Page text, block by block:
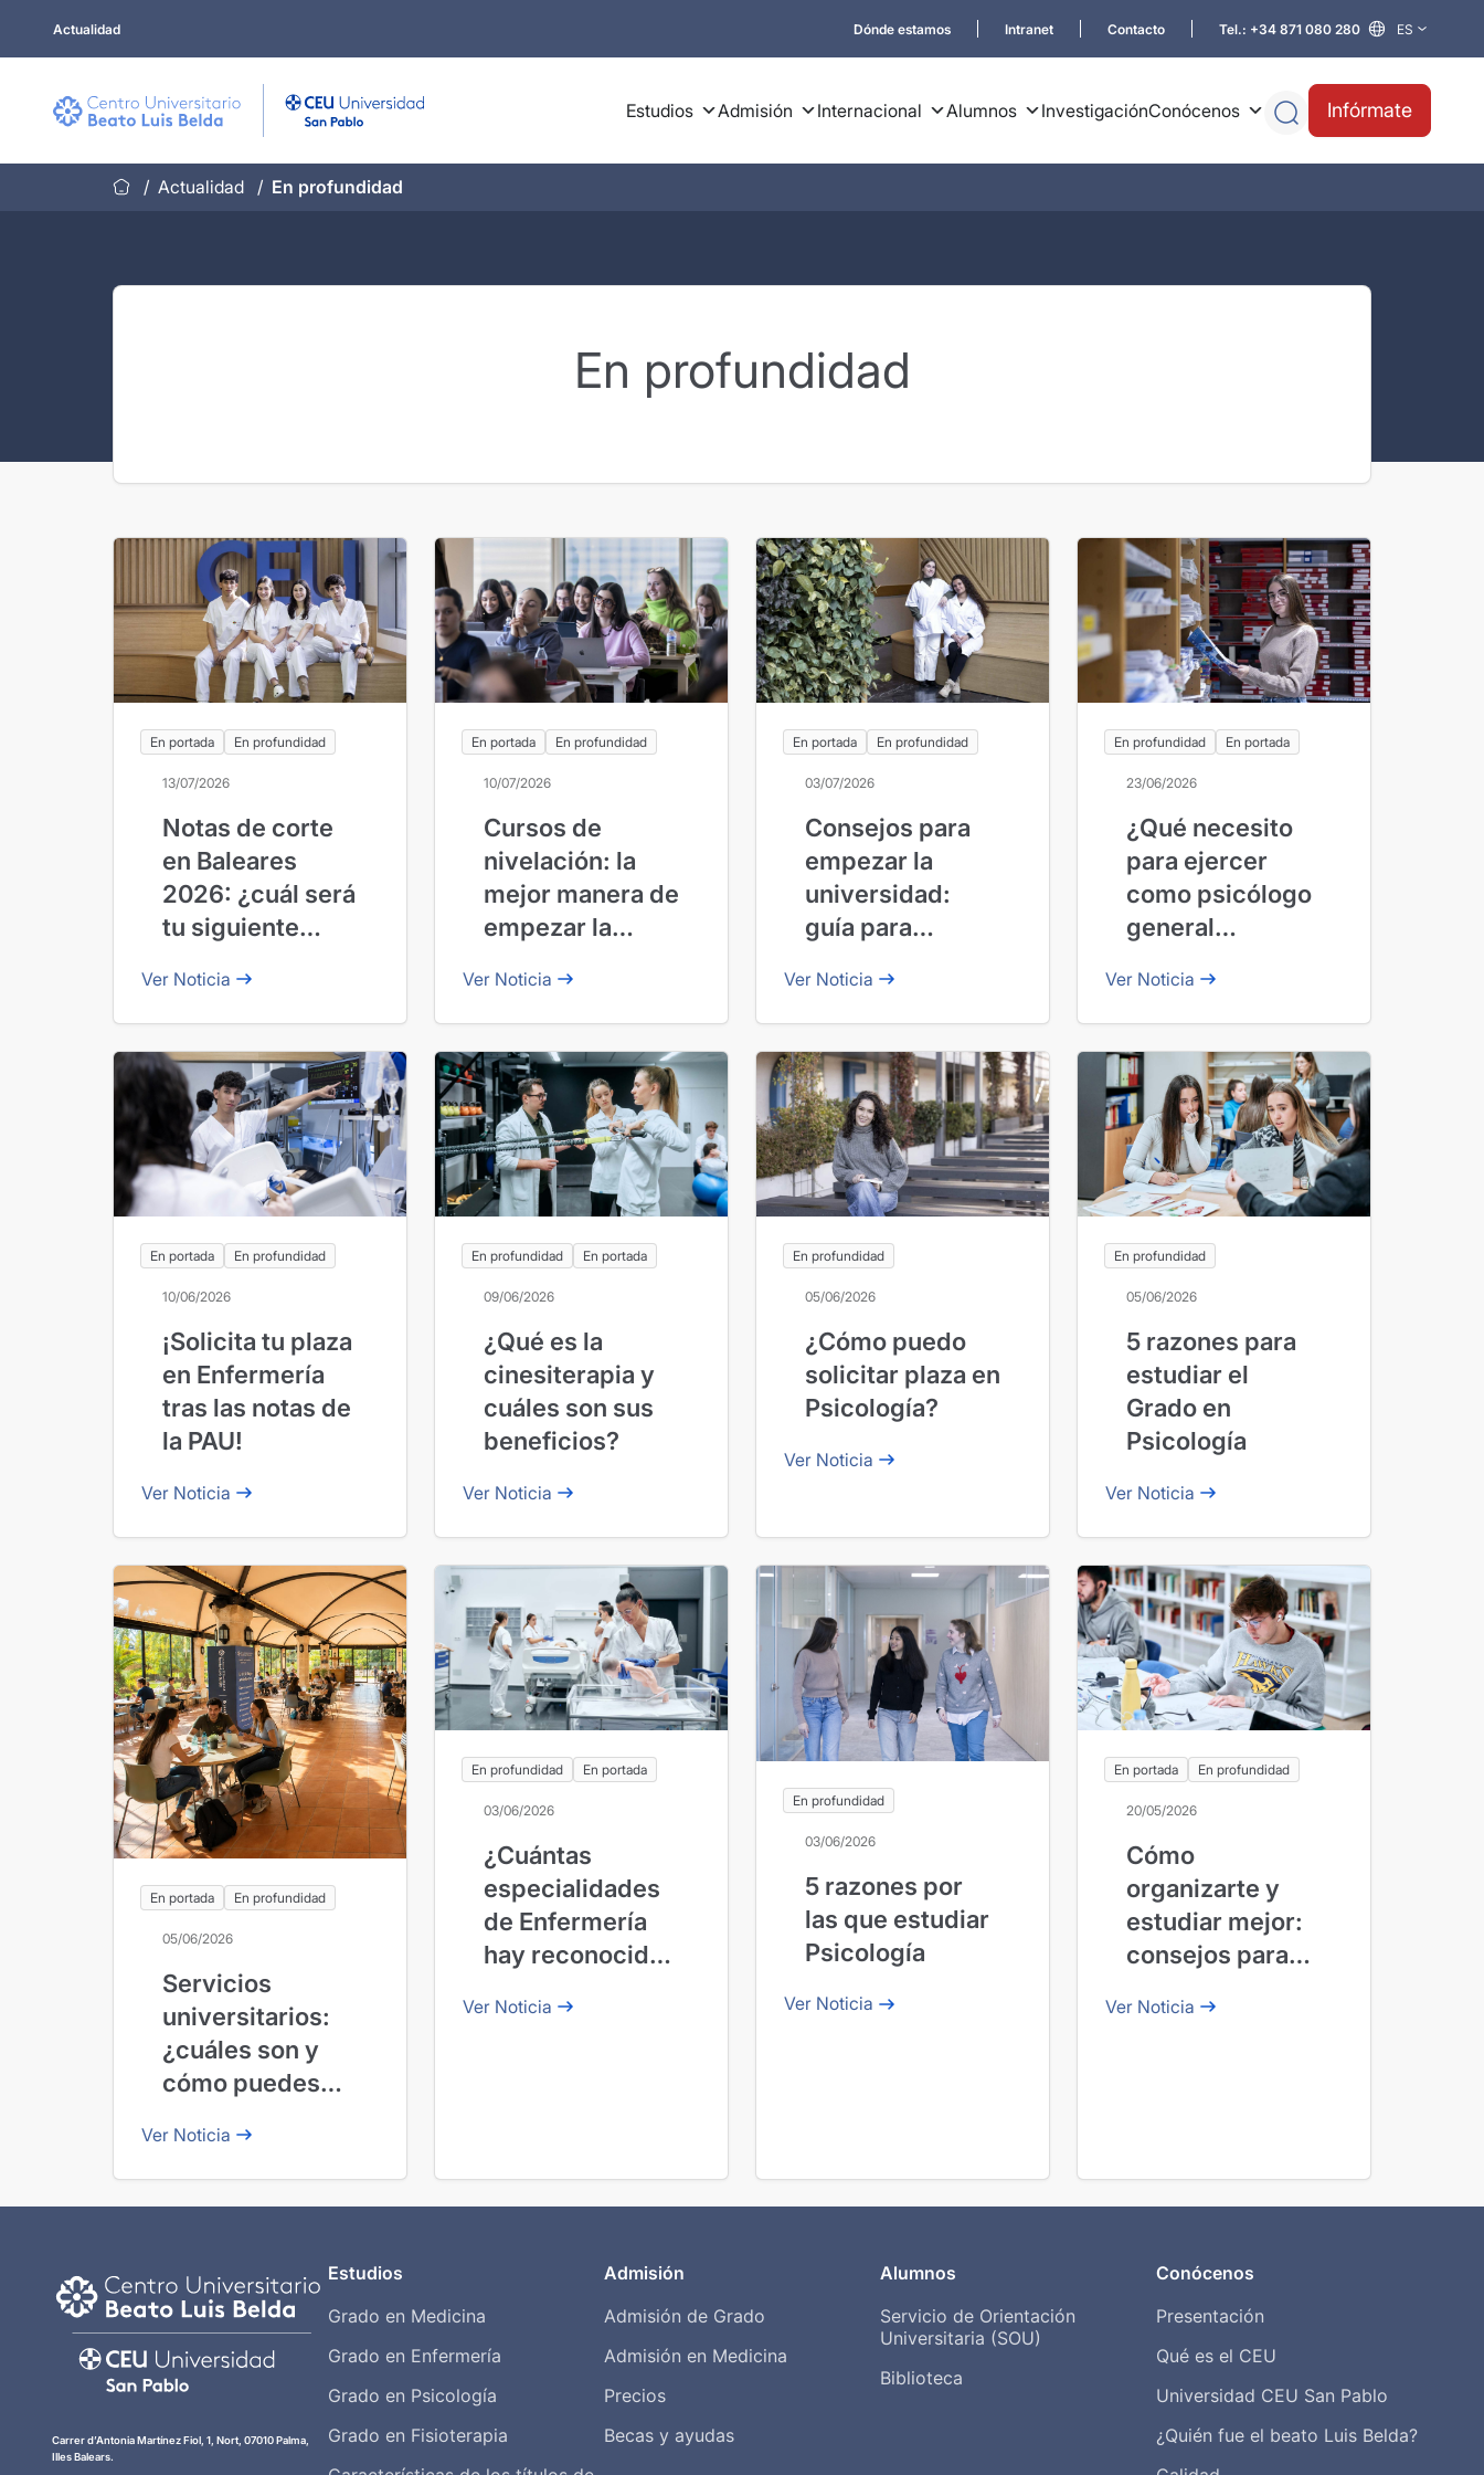
Actualidad Dónde estamos Intranet Contacto Tel.: +34 871 080 280 ES
Estudios Admisión Internacional Alumnos InvestigaciónConócenos
Buscar
Infórmate
Actualidad En profundidad
En profundidad
En portada En profundidad
13/07/2026
Notas de corte
en Baleares
2026: ¿cuál será
tu siguiente
Ver Noticia
En portada En profundidad
10/07/2026
Cursos de
nivelación: la
mejor manera de
empezar la
confianza
Ver Noticia
En portada En profundidad
03/07/2026
Consejos para
empezar la
universidad:
guía para
máximo tus
primeros días
Ver Noticia
En profundidad En portada
23/06/2026
¿Qué necesito
para ejercer
como psicólogo
general
Ver Noticia
En portada En profundidad
10/06/2026
¡Solicita tu plaza
en Enfermería
tras las notas de
la PAU!
Ver Noticia
En profundidad En portada
09/06/2026
¿Qué es la
cinesiterapia y
cuáles son sus
beneficios?
Ver Noticia
En profundidad
05/06/2026
¿Cómo puedo
solicitar plaza en
Psicología?
Ver Noticia
En profundidad
05/06/2026
5 razones para
estudiar el
Grado en
Psicología
Ver Noticia
En portada En profundidad
05/06/2026
Servicios
universitarios:
¿cuáles son y
cómo puedes
Ver Noticia
En profundidad En portada
03/06/2026
¿Cuántas
especialidades
de Enfermería
hay reconocidas
Ver Noticia
En profundidad
03/06/2026
5 razones por
las que estudiar
Psicología
Ver Noticia
En portada En profundidad
20/05/2026
Cómo
organizarte y
estudiar mejor:
consejos para
buen pie la
Ver Noticia
Carrer d’Antonia Martínez Fiol, 1, Nort, 07010 Palma,
Illes Balears.
Estudios
Grado en Medicina
Grado en Enfermería
Grado en Psicología
Grado en Fisioterapia
Admisión
Admisión de Grado
Admisión en Medicina
Precios
Becas y ayudas
Alumnos
Servicio de Orientación
Universitaria (SOU)
Biblioteca
Conócenos
Presentación
Qué es el CEU
Universidad CEU San Pablo
¿Quién fue el beato Luis Belda?